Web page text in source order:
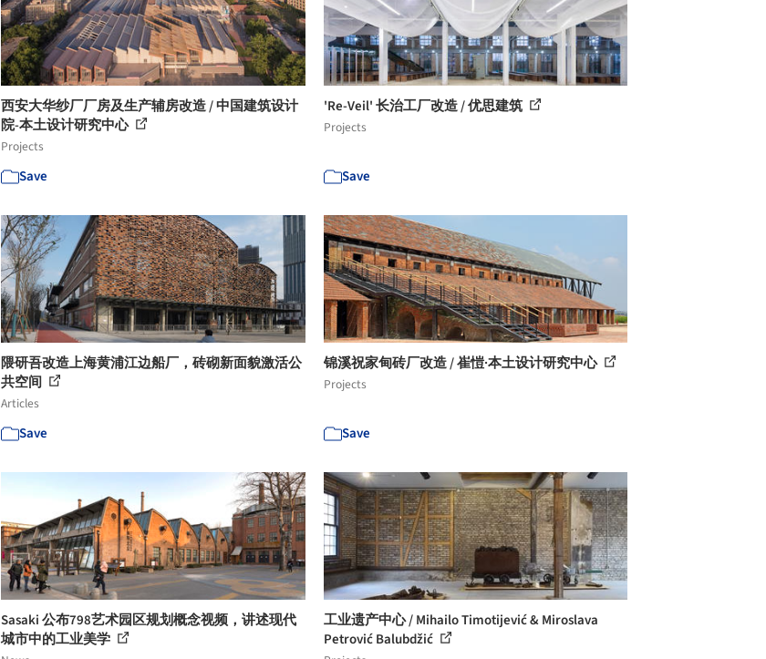
西安大华纱厂厂房及生产辅房改造 / 中国建筑设计
院-本土设计研究中心
Projects
Save
'Re-Veil' 长治工厂改造 / 优思建筑
Projects
Save
隈研吾改造上海黄浦江边船厂，砖砌新面貌激活公
共空间
Articles
Save
锦溪祝家甸砖厂改造 / 崔愷·本土设计研究中心
Projects
Save
Sasaki 公布798艺术园区规划概念视频，讲述现代
城市中的工业美学
工业遗产中心 / Mihailo Timotijević & Miroslava
Petrović Balubdžić